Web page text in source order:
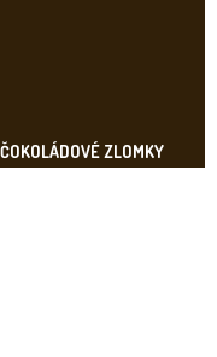
ČOKOLÁDOVÉ ZLOMKY